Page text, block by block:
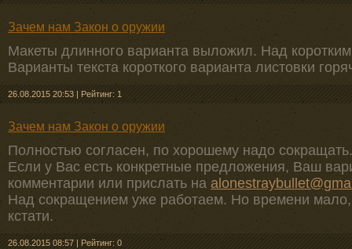
Зачем нам Закон о оружии
Макеты длинного варианта выложил. Над
Варианты текста короткого варианта листовки
26.08.2015 20:53 | Рейтинг: 1
Зачем нам Закон о оружии
Полностью согласен, по хорошему надо сокращать.
Если у Вас есть конкретные предложения, Ваш
комментарии или прислать на
Над сокращением уже работаем. Но времени
кстати.
26.08.2015 08:57 | Рейтинг: 0